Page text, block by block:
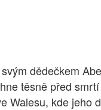
dědečkem
těsně před
kde